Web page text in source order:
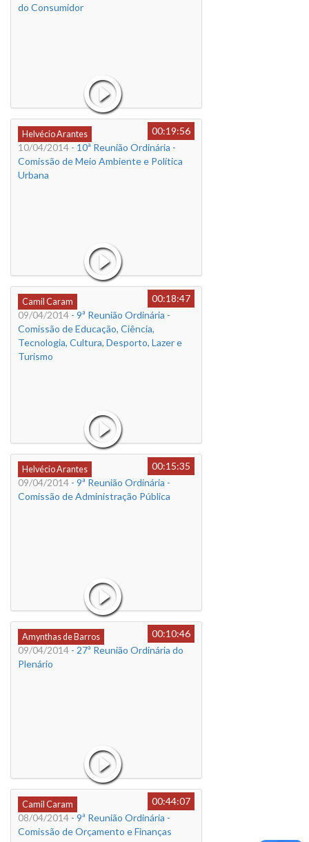
do Consumidor
Helvécio Arantes
00:19:56
10/04/2014 - 10ª Reunião Ordinária -
Comissão de Meio Ambiente e Política
Urbana
Camil Caram
00:18:47
09/04/2014 - 9ª Reunião Ordinária -
Comissão de Educação, Ciência,
Tecnologia, Cultura, Desporto, Lazer e
Turismo
Helvécio Arantes
00:15:35
09/04/2014 - 9ª Reunião Ordinária -
Comissão de Administração Pública
Amynthas de Barros
00:10:46
09/04/2014 - 27ª Reunião Ordinária do
Plenário
Camil Caram
00:44:07
08/04/2014 - 9ª Reunião Ordinária -
Comissão de Orçamento e Finanças